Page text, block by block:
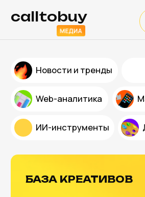
НАПИСАТЬ
calltobuy
Дизайн
Web-аналитика Маркетинг
ИИ-инструменты
БАЗА КРЕАТИВОВ
Это рабочая библиотека рекламных